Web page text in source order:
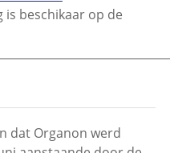
is beschikaar op de
dat Organon werd